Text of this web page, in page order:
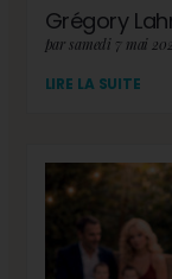
Grégory
LIRE LA SUITE